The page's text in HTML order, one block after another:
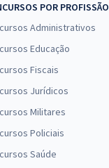
POR PROFISSÃO
Administrativos
Educação
Fiscais
Jurídicos
Militares
Policiais
Saúde